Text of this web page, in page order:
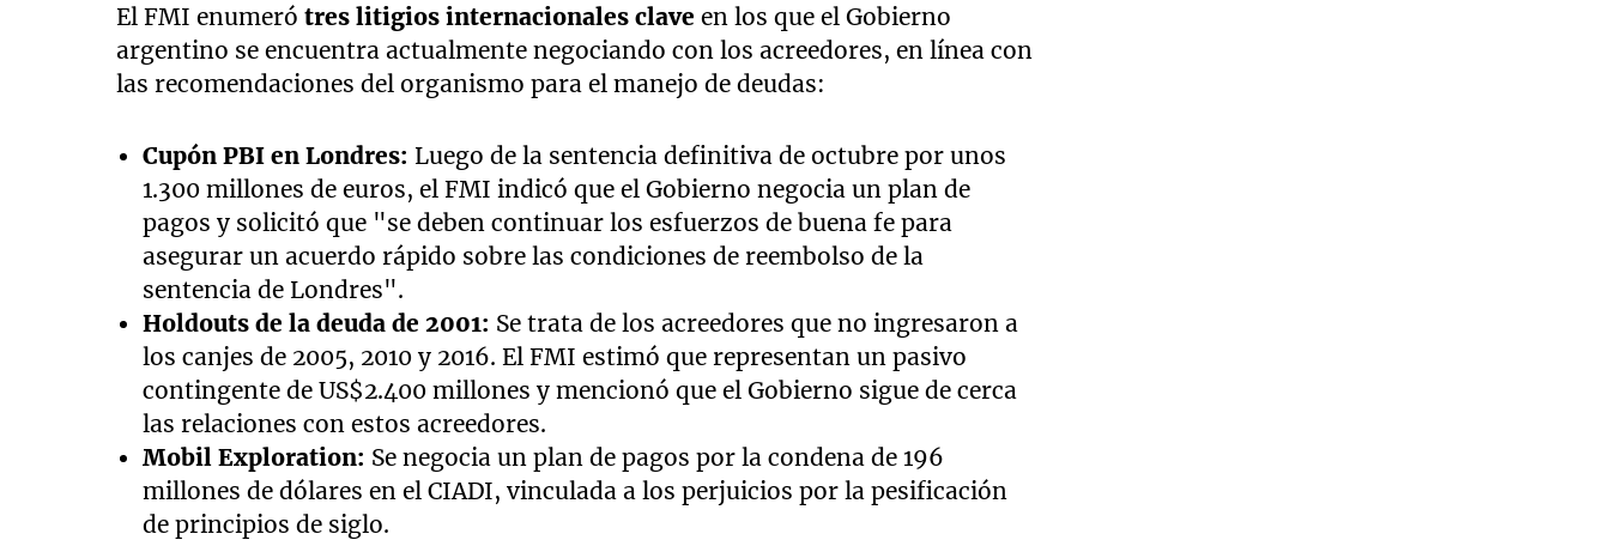
El FMI enumerótres litigios internacionales clave en los que el Gobierno
argentino se encuentra actualmente negociando con los acreedores, en línea con
las recomendaciones del organismo para el manejo de deudas:
Cupón PBI en Londres: Luego de la sentencia definitiva de octubre por unos
1.300 millones de euros, el FMI indicó que el Gobierno negocia un plan de
pagos y solicitó que "se deben continuar los esfuerzos de buena fe para
asegurar un acuerdo rápido sobre las condiciones de reembolso de la
sentencia de Londres".
Holdouts de la deuda de 2001: Se trata de los acreedores que no ingresaron a
los canjes de 2005, 2010 y 2016. El FMI estimó que representan un pasivo
contingente de US$2.400 millones y mencionó que el Gobierno sigue de cerca
las relaciones con estos acreedores.
Mobil Exploration: Se negocia un plan de pagos por la condena de 196
millones de dólares en el CIADI, vinculada a los perjuicios por la pesificación
de principios de siglo.